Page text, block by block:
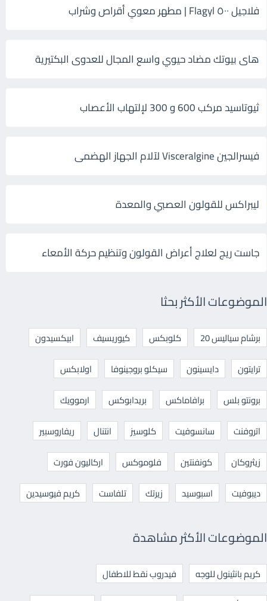
فلاجيل ٥٠٠ Flagyl | مطهر معوي أقراص وشراب
هاى بيوتك مضاد حيوي واسع المجال للعدوى البكتيرية
ثيوتاسيد مركب 600 و 300 لإلتهاب الأعصاب
فيسرالجين Visceralgine لآلام الجهاز الهضمى
ليبراكس للقولون العصبي والمعدة
جاست ريج لعلاج أعراض القولون وتنظيم حركة الأمعاء
الموضوعات الأكثر بحثا
برشام سياليس 20 كلوبكس كيوريسيف
ابيكسيدون
ترايتون
دايسينون سيكلو بروجينوفا
اولابكس
برونتو بلس
برافاماكس بريدابوكس
ارموويك
اتروفنت
سانسوفيت كلوسيز انتنال
ريفاروسبير
زيثروكان
كونفنتين فلوموكس
اركاليون فورت
ديبوفيت
اسبوسيد زيرتك تلفاست كريم فيوسيدين
الموضوعات الأكثر مشاهدة
كريم بانثينول للوجه
فيدروب نقط للاطفال